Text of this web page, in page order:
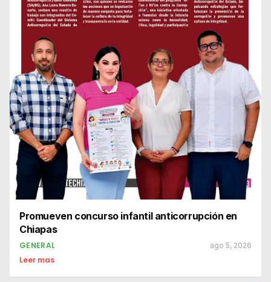
Promueven concurso infantil anticorrupción en
Chiapas
GENERAL ago 5, 2026
Leer mas